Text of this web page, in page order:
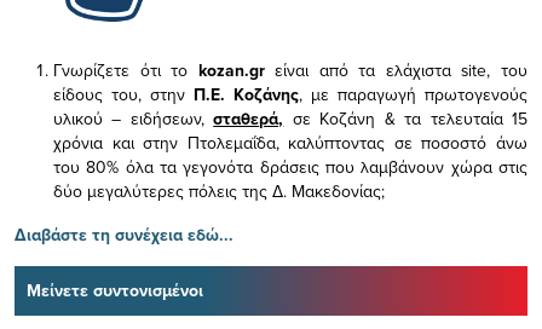
Γνωρίζετε ότι το kozan.gr είναι από τα ελάχισταsite, του
είδους του, στην Π.Ε. Κοζάνης, με παραγωγή πρωτογενούς
υλικού – ειδήσεων,σταθερά, σε Κοζάνη & τα τελευταία 15
χρόνια και στην Πτολεμαΐδα, καλύπτοντας σε ποσοστό άνω
του 80% όλα τα γεγονότα δράσεις που λαμβάνουν χώρα στις
δύο μεγαλύτερες πόλεις της Δ. Μακεδονίας;
Διαβάστε τη συνέχεια εδώ...
Μείνετε συντονισμένοι